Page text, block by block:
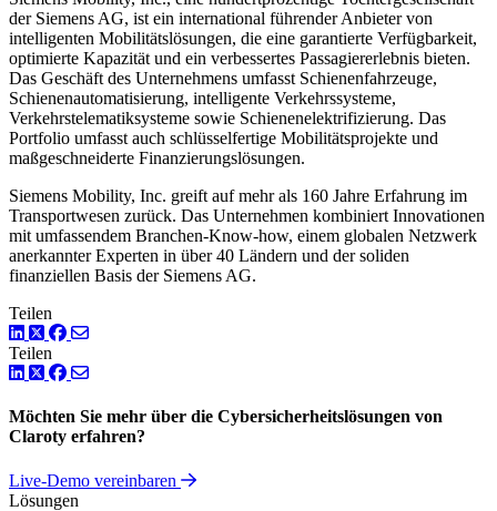
der Siemens AG, ist ein international führender Anbieter von
intelligenten Mobilitätslösungen, die eine garantierte Verfügbarkeit,
optimierte Kapazität und ein verbessertes Passagiererlebnis bieten.
Das Geschäft des Unternehmens umfasst Schienenfahrzeuge,
Schienenautomatisierung, intelligente Verkehrssysteme,
Verkehrstelematiksysteme sowie Schienenelektrifizierung. Das
Portfolio umfasst auch schlüsselfertige Mobilitätsprojekte und
maßgeschneiderte Finanzierungslösungen.
Siemens Mobility, Inc. greift auf mehr als 160 Jahre Erfahrung im
Transportwesen zurück. Das Unternehmen kombiniert Innovationen
mit umfassendem Branchen-Know-how, einem globalen Netzwerk
anerkannter Experten in über 40 Ländern und der soliden
finanziellen Basis der Siemens AG.
Teilen
LinkedIn
TwitterFacebook
Teilen
LinkedIn
TwitterFacebook
Möchten Sie mehr über die Cybersicherheitslösungen von
Claroty erfahren?
Live-Demo vereinbaren
Lösungen